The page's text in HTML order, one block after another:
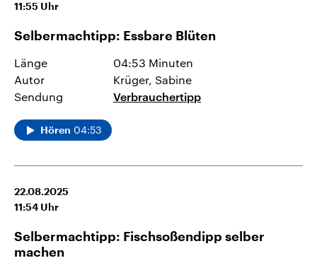
11:55 Uhr
Selbermachtipp: Essbare Blüten
Länge
04:53 Minuten
Autor
Krüger, Sabine
Sendung
Verbrauchertipp
Hören 04:53
22.08.2025
11:54 Uhr
Selbermachtipp: Fischsoßendipp selber
machen